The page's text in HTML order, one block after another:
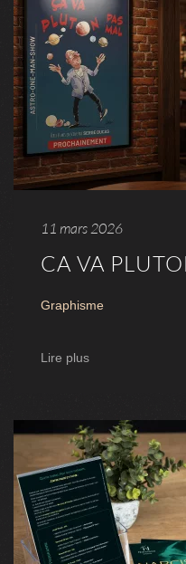
11 mars 2026
CA VA
Graphisme
Lire plus